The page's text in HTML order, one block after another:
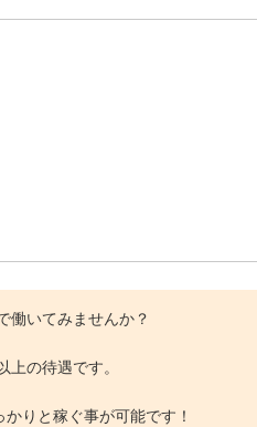
働いてみませんか？
の待遇です。
りと稼ぐ事が可能です！